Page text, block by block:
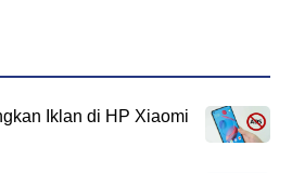
Iklan di HP Xiaomi